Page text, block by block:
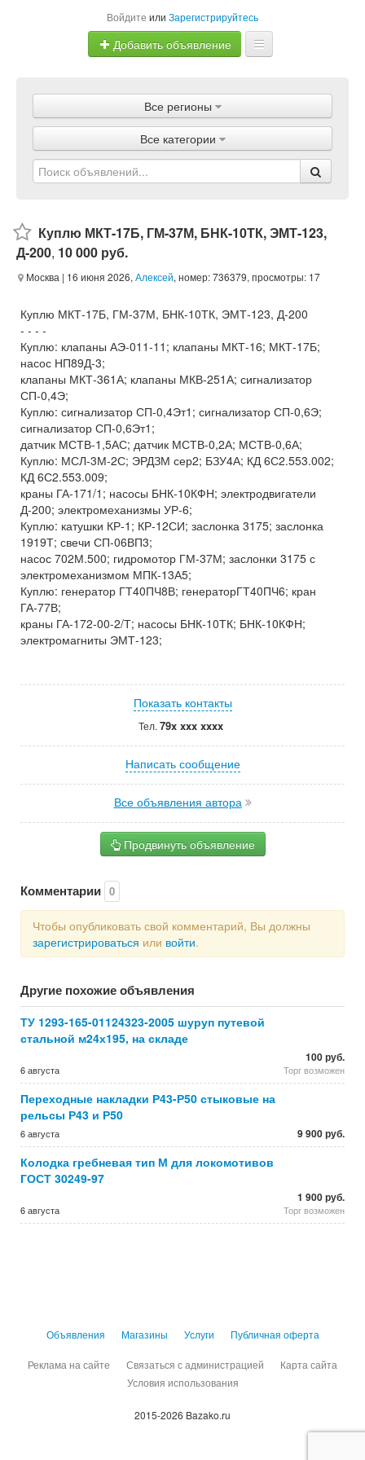
Войдите или Зарегистрируйтесь
Добавить объявление
Объявления
Магазины
Услуги
Все регионы
Все категории
Куплю МКТ-17Б, ГМ-37М, БНК-10ТК, ЭМТ-123,
Д-200, 10 000 руб.
Москва | 16 июня 2026, Алексей, номер: 736379, просмотры: 17
Куплю МКТ-17Б, ГМ-37М, БНК-10ТК, ЭМТ-123, Д-200
- - - -
Куплю: клапаны АЭ-011-11; клапаны МКТ-16; МКТ-17Б;
насос НП89Д-3;
клапаны МКТ-361А; клапаны МКВ-251А; сигнализатор
СП-0,4Э;
Куплю: сигнализатор СП-0,4Эт1; сигнализатор СП-0,6Э;
сигнализатор СП-0,6Эт1;
датчик МСТВ-1,5АС; датчик МСТВ-0,2А; МСТВ-0,6А;
Куплю: МСЛ-3М-2С; ЭРДЗМ сер2; БЗУ4А; КД 6С2.553.002;
КД 6С2.553.009;
краны ГА-171/1; насосы БНК-10КФН; электродвигатели
Д-200; электромеханизмы УР-6;
Куплю: катушки КР-1; КР-12СИ; заслонка 3175; заслонка
1919Т; свечи СП-06ВП3;
насос 702М.500; гидромотор ГМ-37М; заслонки 3175 с
электромеханизмом МПК-13А5;
Куплю: генератор ГТ40ПЧ8В; генераторГТ40ПЧ6; кран
ГА-77В;
краны ГА-172-00-2/Т; насосы БНК-10ТК; БНК-10КФН;
электромагниты ЭМТ-123;
Показать контакты
Тел. 79x xxx xxxx
Написать сообщение
Все объявления автора
Продвинуть объявление
Комментарии 0
Чтобы опубликовать свой комментарий, Вы должны
зарегистрироваться или войти.
Другие похожие объявления
ТУ 1293-165-01124323-2005 шуруп путевой
стальной м24х195, на складе
6 августа
100 руб.
Торг возможен
Переходные накладки Р43-Р50 стыковые на
рельсы Р43 и Р50
6 августа 9 900 руб.
Колодка гребневая тип М для локомотивов
ГОСТ 30249-97
6 августа
1 900 руб.
Торг возможен
Объявления Магазины Услуги Публичная оферта
Реклама на сайте Связаться с администрацией
Карта сайта
Условия использования
2015-2026 Bazako.ru